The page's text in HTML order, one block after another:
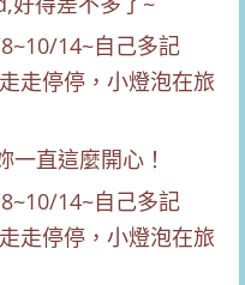
直這麼開心！